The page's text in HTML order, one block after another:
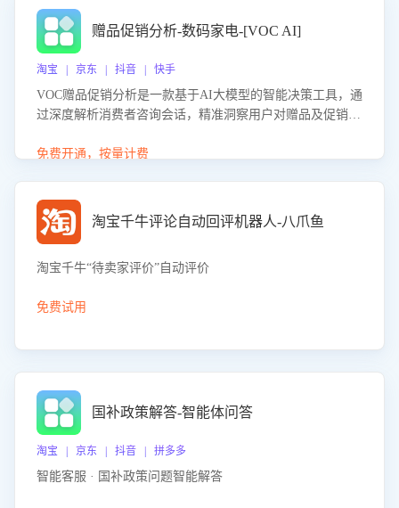
赠品促销分析-数码家电-[VOC AI]
淘宝 | 京东 | 抖音 | 快手
VOC赠品促销分析是一款基于AI大模型的智能决策工具，通
过深度解析消费者咨询会话，精准洞察用户对赠品及促销政
销诉求，帮助企业制定个性化赠品组合策略，优化资源投放
免费开通，按量计费
淘宝千牛评论自动回评机器人-八爪鱼
淘宝千牛“待卖家评价”自动评价
免费试用
国补政策解答-智能体问答
淘宝 | 京东 | 抖音 | 拼多多
智能客服 · 国补政策问题智能解答